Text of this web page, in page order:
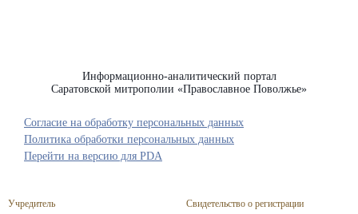
Информационно-аналитический портал
Саратовской митрополии «Православное Поволжье»
Учредитель
Свидетельство о регистрации
Согласие на обработку персональных данных
Политика обработки персональных данных
Перейти на версию для PDA